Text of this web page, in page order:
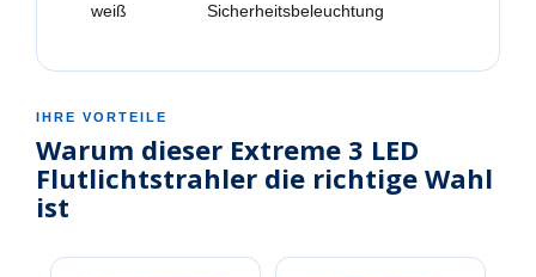
weiß
Sicherheitsbeleuchtung
IHRE VORTEILE
Warum dieser Extreme 3 LED
Flutlichtstrahler die richtige Wahl
ist